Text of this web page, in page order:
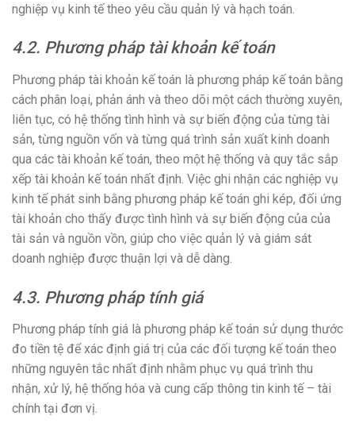
nghiệp vụ kinh tế theo yêu cầu quản lý và hạch toán.
4.2. Phương pháp tài khoản kế toán
Phương pháp tài khoản kế toán là phương pháp kế toán bằng
cách phân loại, phản ánh và theo dõi một cách thường xuyên,
liên tục, có hệ thống tình hình và sự biến động của từng tài
sản, từng nguồn vốn và từng quá trình sản xuất kinh doanh
qua các tài khoản kế toán, theo một hệ thống và quy tắc sắp
xếp tài khoản kế toán nhất định. Việc ghi nhận các nghiệp vụ
kinh tế phát sinh bằng phương pháp kế toán ghi kép, đối ứng
tài khoản cho thấy được tình hình và sự biến động của của
tài sản và nguồn vồn, giúp cho việc quản lý và giám sát
doanh nghiệp được thuận lợi và dễ dàng.
4.3. Phương pháp tính giá
Phương pháp tính giá là phương pháp kế toán sử dụng thước
đo tiền tệ để xác định giá trị của các đối tượng kế toán theo
những nguyên tắc nhất định nhằm phục vụ quá trình thu
nhận, xử lý, hệ thống hóa và cung cấp thông tin kinh tế – tài
chính tại đơn vị.